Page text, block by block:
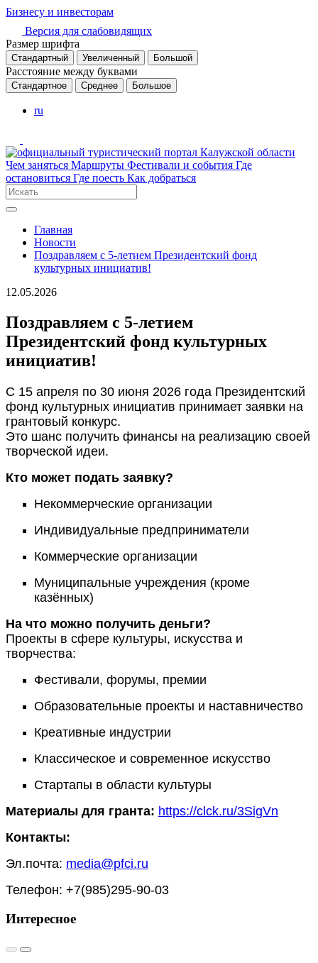
Бизнесу и инвесторам
Версия для слабовидящих
Размер шрифта
Стандартный Увеличенный Большой
Расстояние между буквами
Стандартное Среднее Большое
ru
Чем заняться Маршруты Фестивали и события Где
остановиться Где поесть Как добраться
Главная
Новости
Поздравляем с 5-летием Президентский фонд
культурных инициатив!
12.05.2026
Поздравляем с 5-летием
Президентский фонд культурных
инициатив!
С 15 апреля по 30 июня 2026 года Президентский
фонд культурных инициатив принимает заявки на
грантовый конкурс.
Это шанс получить финансы на реализацию своей
творческой идеи.
Кто может подать заявку?
Некоммерческие организации
Индивидуальные предприниматели
Коммерческие организации
Муниципальные учреждения (кроме
казённых)
На что можно получить деньги?
Проекты в сфере культуры, искусства и
творчества:
Фестивали, форумы, премии
Образовательные проекты и наставничество
Креативные индустрии
Классическое и современное искусство
Стартапы в области культуры
Материалы для гранта: https://clck.ru/3SigVn
Контакты:
Эл.почта: media@pfci.ru
Телефон: +7(985)295-90-03
Интересное